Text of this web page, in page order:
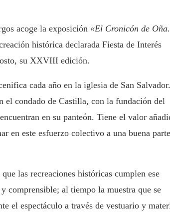
acoge la exposición «El Cronicón de Oña.
histórica declarada Fiesta de Interés
su XXVIII edición.
cada año en la iglesia de San Salvador.
el condado de Castilla, con la fundación del
en su panteón. Tiene el valor
en este esfuerzo colectivo a una buena parte
las recreaciones históricas cumplen ese
comprensible; al tiempo la muestra que se
el espectáculo a través de vestuario y